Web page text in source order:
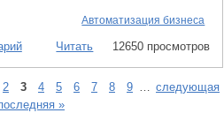
Автоматизация бизнеса
Читать 12650 просмотров
2 3 4 5 6 7 8 9
следующая
»